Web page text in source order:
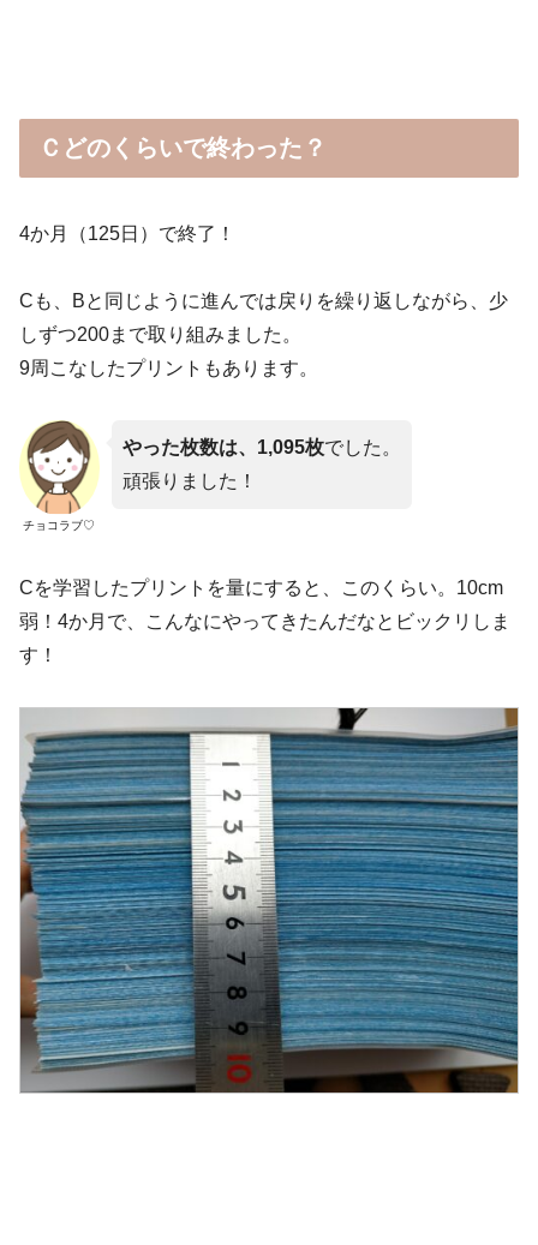
Ｃどのくらいで終わった？
4か月（125日）で終了！
Cも、Bと同じように進んでは戻りを繰り返しながら、少
しずつ200まで取り組みました。
9周こなしたプリントもあります。
チョコラブ♡
やった枚数は、1,095枚でした。
頑張りました！
Cを学習したプリントを量にすると、このくらい。10cm
弱！4か月で、こんなにやってきたんだなとビックリしま
す！